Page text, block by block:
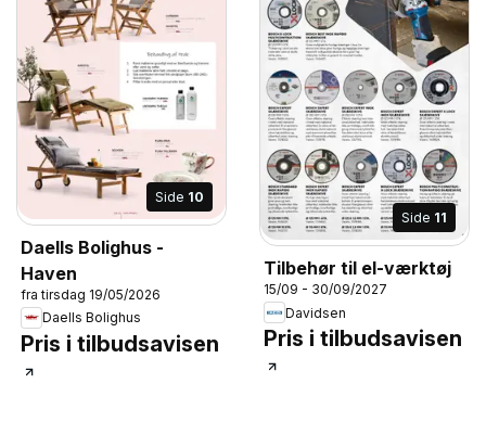
Side 10
Daells Bolighus -
Haven
fra tirsdag 19/05/2026
Daells Bolighus
Pris i tilbudsavisen
Side 11
Tilbehør til el-værktøj
15/09 - 30/09/2027
Davidsen
Pris i tilbudsavisen